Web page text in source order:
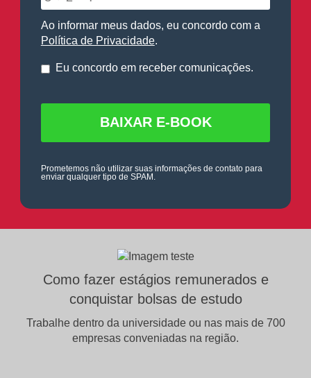
Ao informar meus dados, eu concordo com a
Política de Privacidade.
Eu concordo em receber comunicações.
Prometemos não utilizar suas informações de contato para
enviar qualquer tipo de SPAM.
Como fazer estágios remunerados e
conquistar bolsas de estudo
Trabalhe dentro da universidade ou nas mais de 700
empresas conveniadas na região.